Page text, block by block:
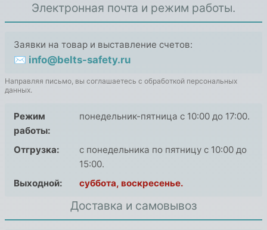
Электронная почта и режим работы.
Заявки на товар и выставление счетов:
✉ info@belts-safety.ru
Направляя письмо, вы соглашаетесь с обработкой персональных
данных.
Режим
работы:
понедельник-пятница с 10:00 до 17:00.
Отгрузка:
с понедельника по пятницу с 10:00 до
15:00.
Выходной:
суббота, воскресенье.
Доставка и самовывоз